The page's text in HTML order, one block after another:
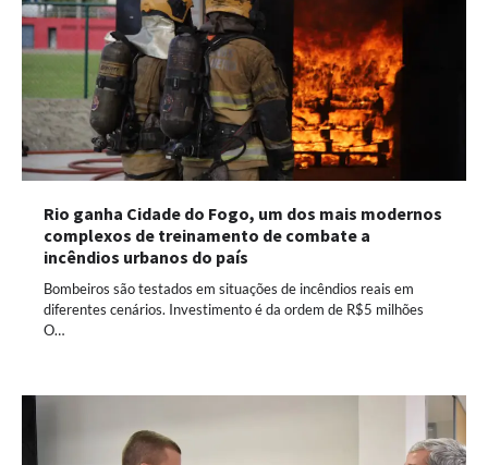
Rio ganha Cidade do Fogo, um dos mais modernos
complexos de treinamento de combate a
incêndios urbanos do país
Bombeiros são testados em situações de incêndios reais em
diferentes cenários. Investimento é da ordem de R$5 milhões
O…